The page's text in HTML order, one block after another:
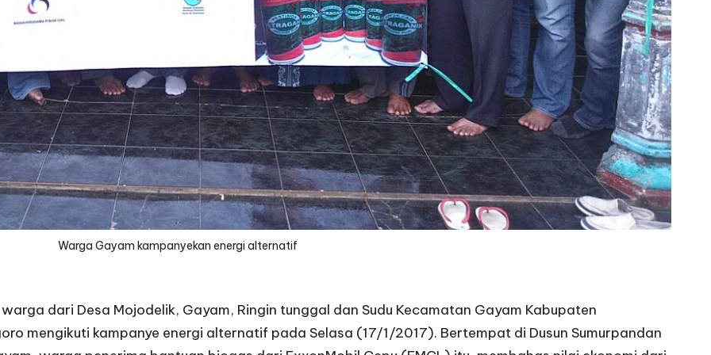
Warga Gayam kampanyekan energi alternatif
warga dari Desa Mojodelik, Gayam, Ringin tunggal dan Sudu Kecamatan Gayam Kabupaten
mengikuti kampanye energi alternatif pada Selasa (17/1/2017). Bertempat di Dusun Sumurpandan